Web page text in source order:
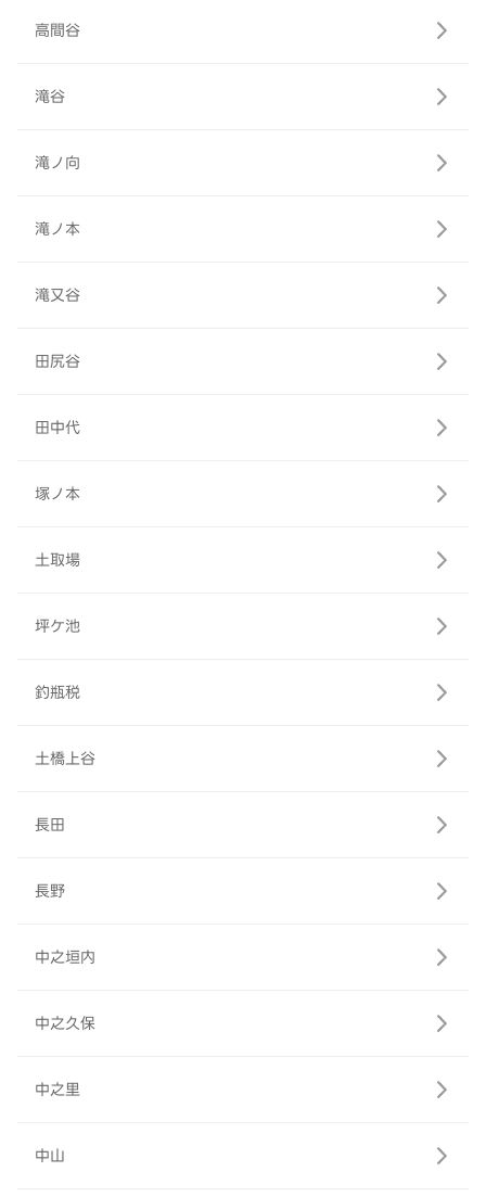
高間谷
滝谷
滝ノ向
滝ノ本
滝又谷
田尻谷
田中代
塚ノ本
土取場
坪ケ池
釣瓶税
土橋上谷
長田
長野
中之垣内
中之久保
中之里
中山